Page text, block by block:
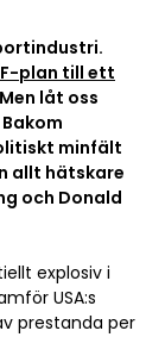
F-plan till ett
låt oss
minfält
allt hätskare
och Donald
explosiv i
USA:s
prestanda per